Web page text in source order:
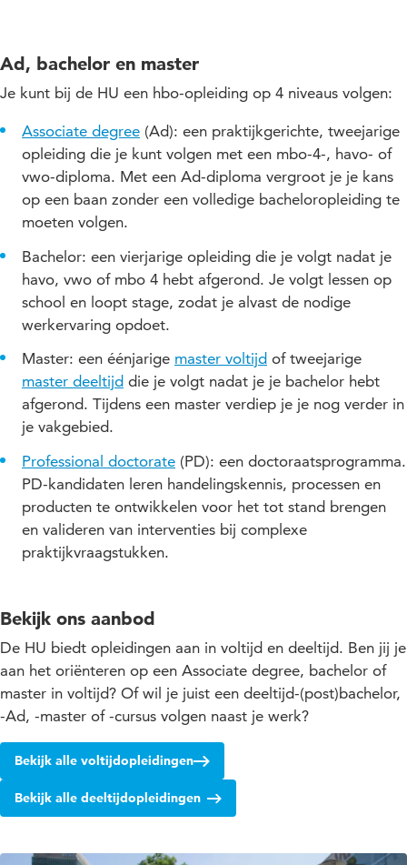
Ad, bachelor en master
Je kunt bij de HU een hbo-opleiding op 4 niveaus volgen:
Associate degree (Ad): een praktijkgerichte, tweejarige
opleiding die je kunt volgen met een mbo-4-, havo- of
vwo-diploma. Met een Ad-diploma vergroot je je kans
op een baan zonder een volledige bacheloropleiding te
moeten volgen.
Bachelor: een vierjarige opleiding die je volgt nadat je
havo, vwo of mbo 4 hebt afgerond. Je volgt lessen op
school en loopt stage, zodat je alvast de nodige
werkervaring opdoet.
Master: een éénjarige master voltijd of tweejarige
master deeltijd die je volgt nadat je je bachelor hebt
afgerond. Tijdens een master verdiep je je nog verder in
je vakgebied.
Professional doctorate (PD): een doctoraatsprogramma.
PD-kandidaten leren handelingskennis, processen en
producten te ontwikkelen voor het tot stand brengen
en valideren van interventies bij complexe
praktijkvraagstukken.
Bekijk ons aanbod
De HU biedt opleidingen aan in voltijd en deeltijd. Ben jij je
aan het oriënteren op een Associate degree, bachelor of
master in voltijd? Of wil je juist een deeltijd-(post)bachelor,
-Ad, -master of -cursus volgen naast je werk?
Bekijk alle voltijdopleidingen
Bekijk alle deeltijdopleidingen